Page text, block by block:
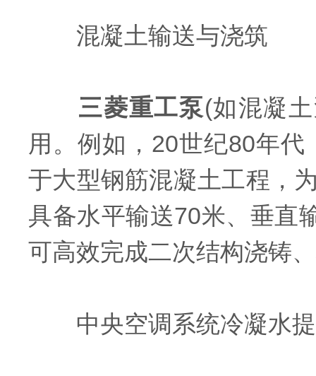
混凝土输送与浇筑
三菱重工泵(如混凝
用。例如，20世纪80年
于大型钢筋混凝土工程，
具备水平输送70米、垂直
可高效完成二次结构浇铸
中央空调系统冷凝水